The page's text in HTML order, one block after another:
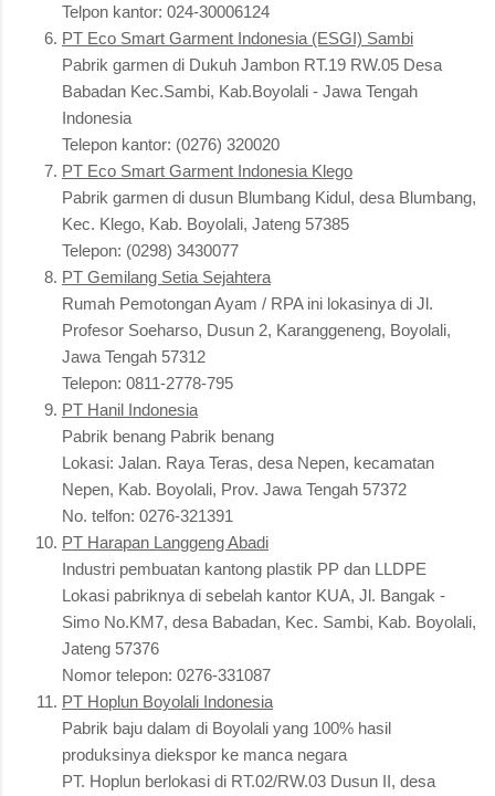
Telpon kantor: 024-30006124
PT Eco Smart Garment Indonesia (ESGI) Sambi
Pabrik garmen di Dukuh Jambon RT.19 RW.05 Desa
Babadan Kec.Sambi, Kab.Boyolali - Jawa Tengah
Indonesia
Telepon kantor: (0276) 320020
PT Eco Smart Garment Indonesia Klego
Pabrik garmen di dusun Blumbang Kidul, desa Blumbang,
Kec. Klego, Kab. Boyolali, Jateng 57385
Telepon: (0298) 3430077
PT Gemilang Setia Sejahtera
Rumah Pemotongan Ayam / RPA ini lokasinya di Jl.
Profesor Soeharso, Dusun 2, Karanggeneng, Boyolali,
Jawa Tengah 57312
Telepon: 0811-2778-795
PT Hanil Indonesia
Pabrik benang Pabrik benang
Lokasi: Jalan. Raya Teras, desa Nepen, kecamatan
Nepen, Kab. Boyolali, Prov. Jawa Tengah 57372
No. telfon: 0276-321391
PT Harapan Langgeng Abadi
Industri pembuatan kantong plastik PP dan LLDPE
Lokasi pabriknya di sebelah kantor KUA, Jl. Bangak -
Simo No.KM7, desa Babadan, Kec. Sambi, Kab. Boyolali,
Jateng 57376
Nomor telepon: 0276-331087
PT Hoplun Boyolali Indonesia
Pabrik baju dalam di Boyolali yang 100% hasil
produksinya diekspor ke manca negara
PT. Hoplun berlokasi di RT.02/RW.03 Dusun II, desa